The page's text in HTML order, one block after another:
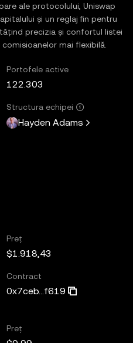
ale protocolului, Uniswap
și un reglaj fin pentru
precizia și confortul listei
mai flexibilă.
Portofele active
122.303
Structura echipei
Hayden Adams
Paradigm, Variant Fund,
Preț
$1.918,43
Contract
0x7ceb...f619
Preț